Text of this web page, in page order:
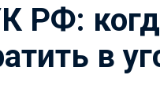
РФ:
в